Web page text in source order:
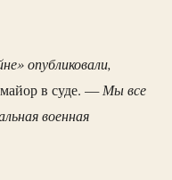
опубликовали,
в суде. —Мы все
военная